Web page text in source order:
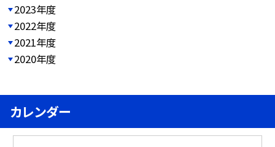
2023年度
2022年度
2021年度
2020年度
カレンダー